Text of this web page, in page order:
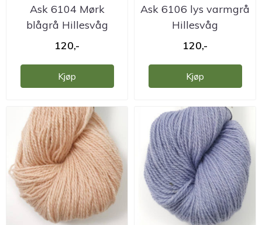
Ask 6104 Mørk
blågrå Hillesvåg
ullvarefabrikk
120,-
Kjøp
Ask 6106 lys varmgrå
Hillesvåg
ullvarefabrikk
120,-
Kjøp